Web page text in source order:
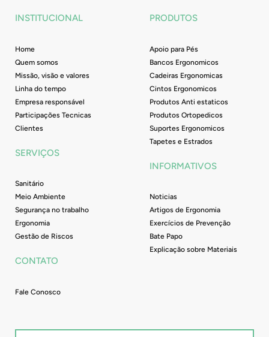
e
i
n
INSTITUCIONAL
Home
Quem somos
Missão, visão e valores
Linha do tempo
Empresa responsável
Participações Tecnicas
Clientes
SERVIÇOS
Sanitário
Meio Ambiente
Segurança no trabalho
Ergonomia
Gestão de Riscos
CONTATO
Fale Conosco
PRODUTOS
Apoio para Pés
Bancos Ergonomicos
Cadeiras Ergonomicas
Cintos Ergonomicos
Produtos Anti estaticos
Produtos Ortopedicos
Suportes Ergonomicos
Tapetes e Estrados
INFORMATIVOS
Noticias
Artigos de Ergonomia
Exercícios de Prevenção
Bate Papo
Explicação sobre Materiais